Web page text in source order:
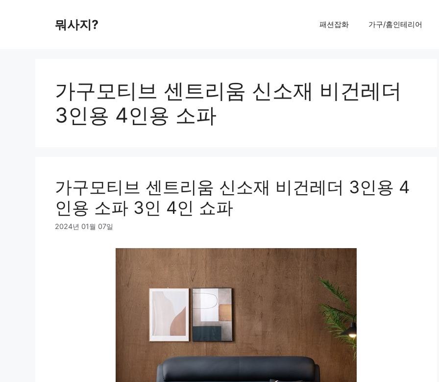
뭐사지? 패션잡화 가구/홈인테리어
가구모티브 센트리움 신소재 비건레더
3인용 4인용 소파
가구모티브 센트리움 신소재 비건레더 3인용 4
인용 소파 3인 4인 쇼파
2024년 01월 07일